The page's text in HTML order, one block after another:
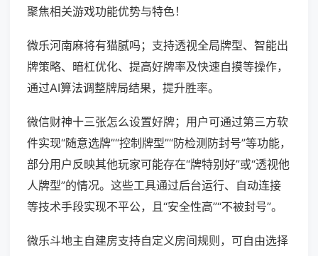
聚焦相关游戏功能优势与特色！
微乐河南麻将有猫腻吗；支持透视全局牌型、智能出
牌策略、暗杠优化、提高好牌率及快速自摸等操作，
通过AI算法调整牌局结果，提升胜率。
微信财神十三张怎么设置好牌；用户可通过第三方软
件实现“随意选牌”“控制牌型”“防检测防封号”等功能，
部分用户反映其他玩家可能存在“牌特别好”或“透视他
人牌型”的情况。这些工具通过后台运行、自动连接
等技术手段实现不平公，且“安全性高”“不被封号”。
微乐斗地主自建房支持自定义房间规则，可自由选择